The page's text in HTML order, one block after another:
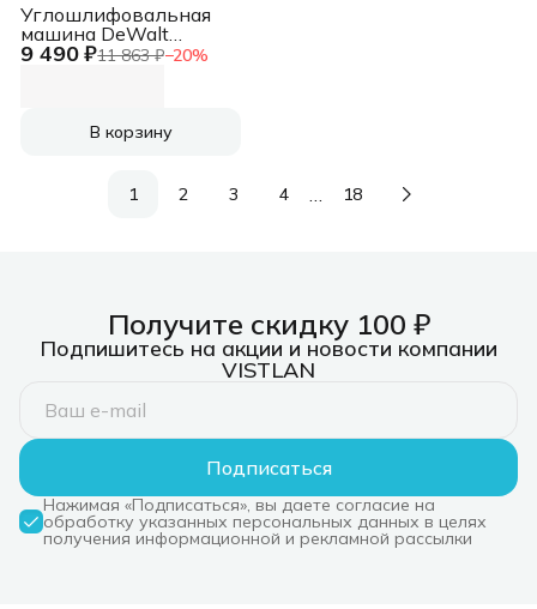
9 490 ₽11 863 ₽−20%
Углошлифовальная
машина DeWalt
DWE4117-QS 950Вт
В корзину
1 2 3 4 18
Получите скидку 100 ₽
Подпишитесь на акции и новости компании
VISTLAN
Подписаться
Нажимая «Подписаться», вы даете согласие на
обработку указанных персональных данных в целях
получения информационной и рекламной рассылки